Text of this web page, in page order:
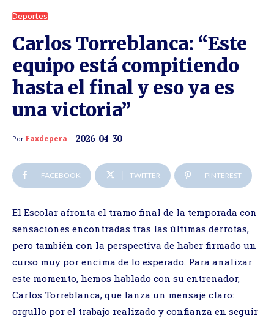
Deportes
Carlos Torreblanca: “Este
equipo está compitiendo
hasta el final y eso ya es
una victoria”
Por Faxdepera 2026-04-30
FACEBOOK TWITTER PINTEREST
El Escolar afronta el tramo final de la temporada con
sensaciones encontradas tras las últimas derrotas,
pero también con la perspectiva de haber firmado un
curso muy por encima de lo esperado. Para analizar
este momento, hemos hablado con su entrenador,
Carlos Torreblanca, que lanza un mensaje claro:
orgullo por el trabajo realizado y confianza en seguir